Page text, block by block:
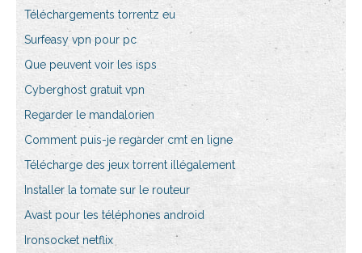
Téléchargements torrentz eu
Surfeasy vpn pour pc
Que peuvent voir les isps
Cyberghost gratuit vpn
Regarder le mandalorien
Comment puis-je regarder cmt en ligne
Télécharge des jeux torrent illégalement
Installer la tomate sur le routeur
Avast pour les téléphones android
Ironsocket netflix